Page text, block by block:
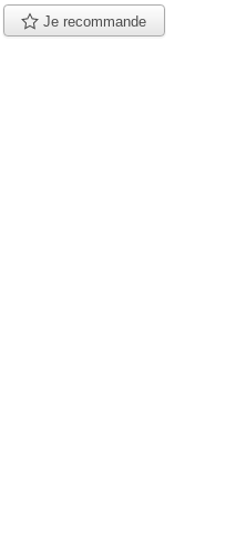
Je recommande